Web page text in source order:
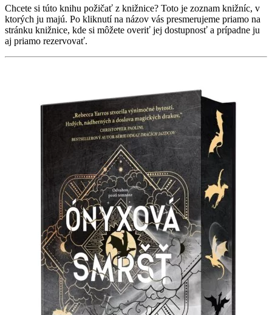
Chcete si túto knihu požičať z knižnice? Toto je zoznam knižníc, v
ktorých ju majú. Po kliknutí na názov vás presmerujeme priamo na
stránku knižnice, kde si môžete overiť jej dostupnosť a prípadne ju
aj priamo rezervovať.